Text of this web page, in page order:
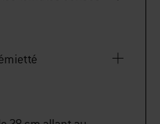
féta émietté